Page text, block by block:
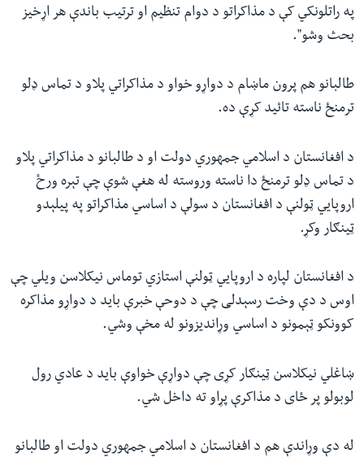
په راتلونکي کې د مذاکراتو د دوام تنظیم او ترتیب باندې هر اړخیز
بحث وشو".
طالبانو هم پرون ماښام د دواړو خواو د مذاکراتي پلاو د تماس ډلو
ترمنځ ناسته تائید کړې ده.
د افغانستان د اسلامي جمهوري دولت او د طالبانو د مذاکراتي پلاو
د تماس ډلو ترمنځ دا ناسته وروسته له هغې شوې چې تېره ورځ
اروپايي ټولنې د افغانستان د سولې د اساسي مذاکراتو په پیلېدو
ټینګار وکړ.
د افغانستان لپاره د اروپايي ټولنې استازي توماس نیکلاسن ویلي چې
اوس د دې وخت رسېدلی چې د دوحې خبرې باید د دواړو مذاکره
کوونکو ټېمونو د اساسي وړاندیزونو له مخې وشي.
ښاغلي نیکلاسن ټینګار کړی چې دواړې خواوې باید د عادي رول
لوبولو پر ځای د مذاکرې پړاو ته داخل شي.
له دې وړاندې هم د افغانستان د اسلامي جمهوري دولت او طالبانو